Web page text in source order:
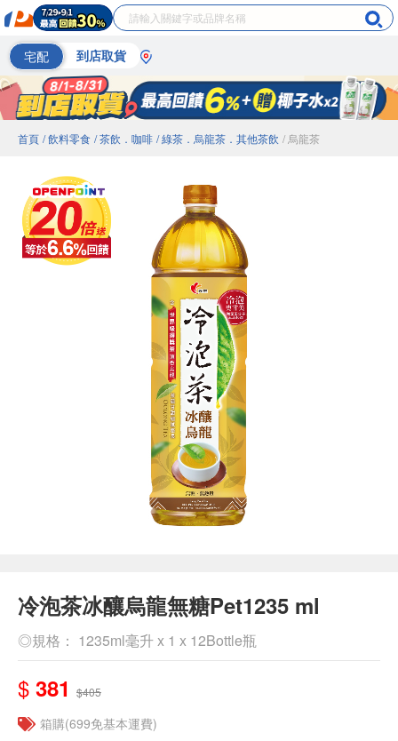
宅配 到店取貨
首頁 / 飲料零食 / 茶飲．咖啡 / 綠茶．烏龍茶．其他茶飲 / 烏龍茶
冷泡茶冰釀烏龍無糖Pet1235 ml
◎規格： 1235ml毫升 x 1 x 12Bottle瓶
$ 381 $405
箱購(699免基本運費)